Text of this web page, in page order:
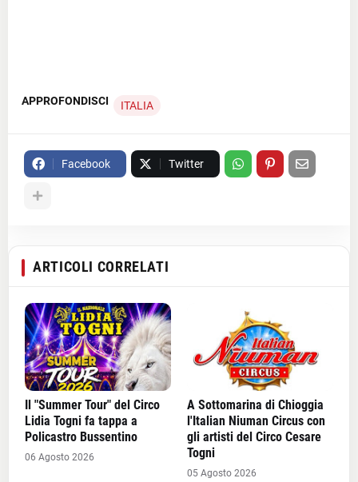
APPROFONDISCI ITALIA
Facebook Twitter
ARTICOLI CORRELATI
Il "Summer Tour" del Circo
Lidia Togni fa tappa a
Policastro Bussentino
06 Agosto 2026
A Sottomarina di Chioggia
l'Italian Niuman Circus con
gli artisti del Circo Cesare
Togni
05 Agosto 2026